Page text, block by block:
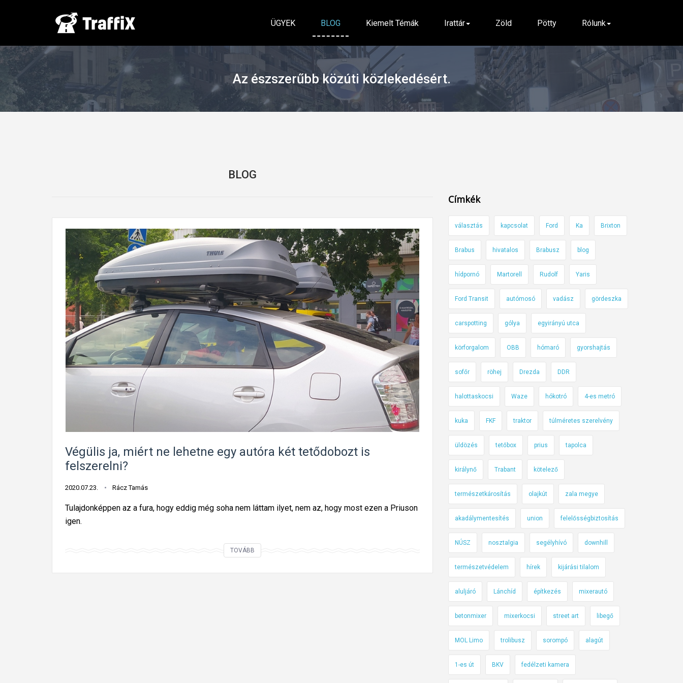
ÜGYEK BLOG Kiemelt Témák Irattár Zöld Pötty Rólunk
Az észszerűbb közúti közlekedésért.
BLOG
Végülis ja, miért ne lehetne egy autóra két tetődobozt is
felszerelni?
2020.07.23. Rácz Tamás
Tulajdonképpen az a fura, hogy eddig még soha nem láttam ilyet, nem az, hogy most ezen a Priuson
igen.
TOVÁBB
g
Címkék
választás kapcsolat Ford Ka Brixton
Brabus hivatalos Brabusz blog
hídpornó Martorell Rudolf Yaris
Ford Transit autómosó vadász gördeszka
carspotting gólya egyirányú utca
körforgalom OBB hómaró gyorshajtás
sofőr röhej Drezda DDR
halottaskocsi Waze hókotró 4-es metró
kuka FKF traktor túlméretes szerelvény
üldözés tetőbox prius tapolca
királynő Trabant kötelező
természetkárosítás olajkút zala megye
akadálymentesítés union felelősségbiztosítás
NÚSZ nosztalgia segélyhívó downhill
természetvédelem hírek kijárási tilalom
aluljáró Lánchíd építkezés mixerautó
betonmixer mixerkocsi street art libegő
MOL Limo trolibusz sorompó alagút
1-es út BKV fedélzeti kamera